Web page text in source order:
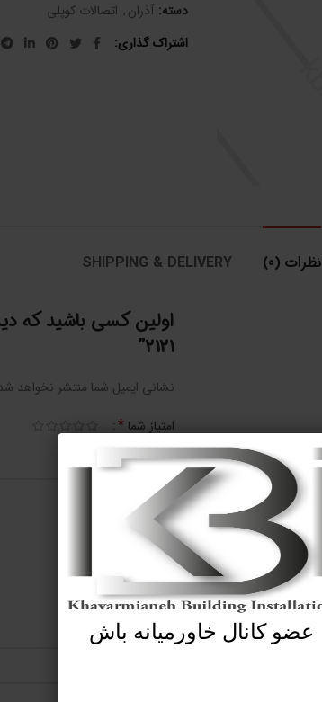
دسته: آذران, اتصالات کوپلی
اشتراک گذاری
نظرات (0) SHIPPING & DELIVERY
اولین کسی باشید که
2121”
نشانی ایمیل شما منتشر نخواهد
امتیاز شما *
دیدگاه شما*
عضو کانال خاورمیانه باش